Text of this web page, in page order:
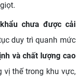
chưa được cải
duy trì quanh mức
và chất lượng cao
vị thế trong khu vực,